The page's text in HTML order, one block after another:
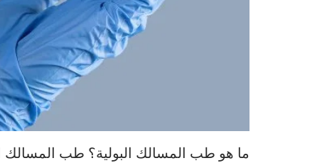
ما هو طب المسالك البولية؟ طب المسالك